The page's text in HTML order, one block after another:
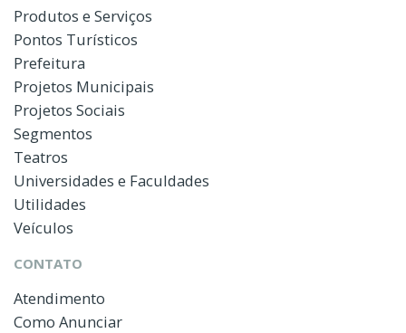
Produtos e Serviços
Pontos Turísticos
Prefeitura
Projetos Municipais
Projetos Sociais
Segmentos
Teatros
Universidades e Faculdades
Utilidades
Veículos
CONTATO
Atendimento
Como Anunciar